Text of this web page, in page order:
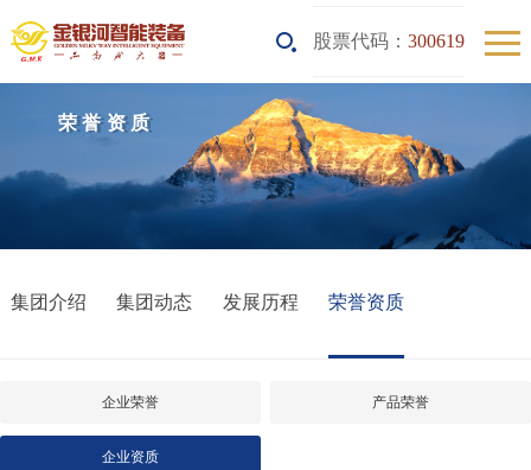
股票代码：300619
荣誉资质
集团介绍 集团动态 发展历程 荣誉资质
企业荣誉 产品荣誉
企业资质